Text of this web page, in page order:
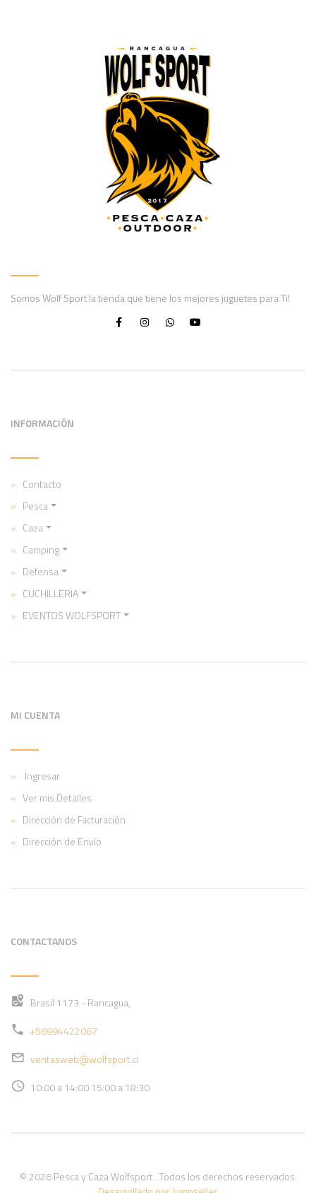
Somos Wolf Sport la tienda que tiene los mejores juguetes para Ti!
INFORMACIÓN
Contacto
Pesca
Caza
Camping
Defensa
CUCHILLERIA
EVENTOS WOLFSPORT
MI CUENTA
Ingresar
Ver mis Detalles
Dirección de Facturación
Dirección de Envío
CONTACTANOS
Brasil 1173 - Rancagua,
+56994422067
ventasweb@wolfsport.cl
10:00 a 14:00 15:00 a 18:30
© 2026 Pesca y Caza Wolfsport . Todos los derechos reservados.